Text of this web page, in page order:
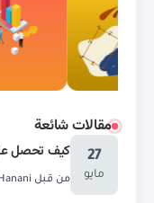
مقالات شائعة
27
مايو
كيف تحصل على أول 1000
من قبل